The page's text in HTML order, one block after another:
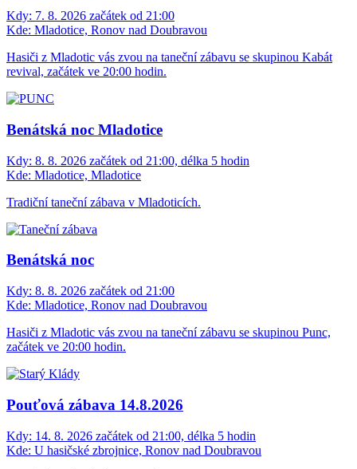
Kdy: 7. 8. 2026 začátek od 21:00
Kde: Mladotice, Ronov nad Doubravou
Hasiči z Mladotic vás zvou na taneční zábavu se skupinou Kabát
revival, začátek ve 20:00 hodin.
Benátská noc Mladotice
Kdy: 8. 8. 2026 začátek od 21:00, délka 5 hodin
Kde: Mladotice, Mladotice
Tradiční taneční zábava v Mladoticích.
Benátská noc
Kdy: 8. 8. 2026 začátek od 21:00
Kde: Mladotice, Ronov nad Doubravou
Hasiči z Mladotic vás zvou na taneční zábavu se skupinou Punc,
začátek ve 20:00 hodin.
Pouťová zábava 14.8.2026
Kdy: 14. 8. 2026 začátek od 21:00, délka 5 hodin
Kde: U hasičské zbrojnice, Ronov nad Doubravou